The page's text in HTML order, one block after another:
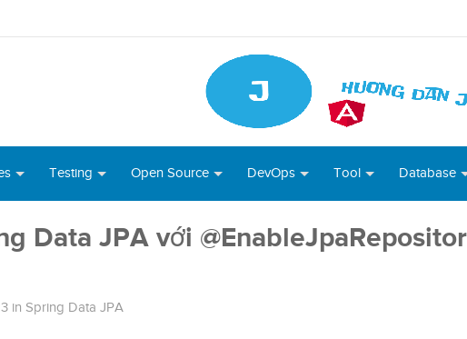
Testing Open Source DevOps Tool Database
Data JPA với
in Spring Data JPA